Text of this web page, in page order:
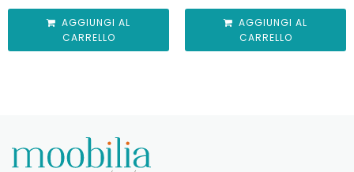
AGGIUNGI AL
CARRELLO
AGGIUNGI AL
CARRELLO